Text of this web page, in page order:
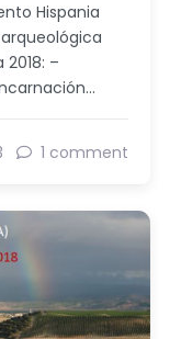
Hispania
–
1 comment